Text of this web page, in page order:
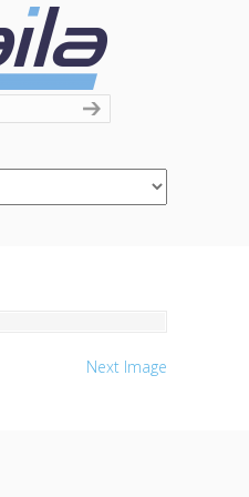
Next Image